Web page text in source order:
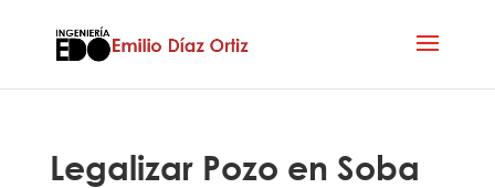
Legalizar Pozo en Soba